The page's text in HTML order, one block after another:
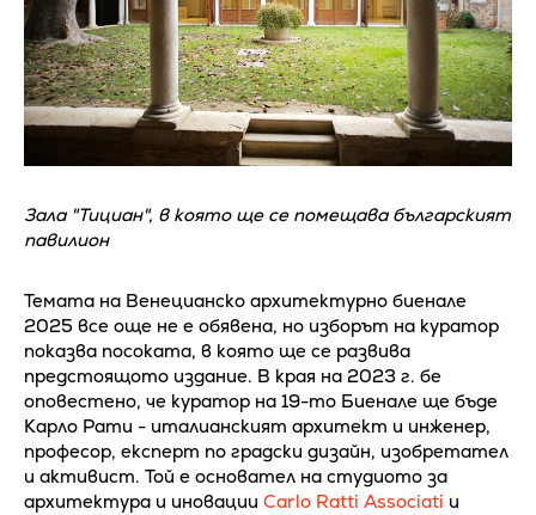
Зала "Тициан", в която ще се помещава българският
павилион
Темата на Венецианско архитектурно биенале
2025 все още не е обявена, но изборът на куратор
показва посоката, в която ще се развива
предстоящото издание. В края на 2023 г. бе
оповестено, че куратор на 19-то Биенале ще бъде
Карло Рати - италианският архитект и инженер,
професор, експерт по градски дизайн, изобретател
и активист. Той е основател на студиото за
архитектура и иновации Carlo Ratti Associati и